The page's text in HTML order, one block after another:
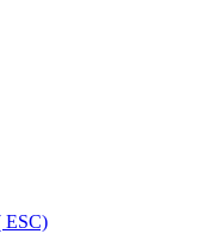
ESC)